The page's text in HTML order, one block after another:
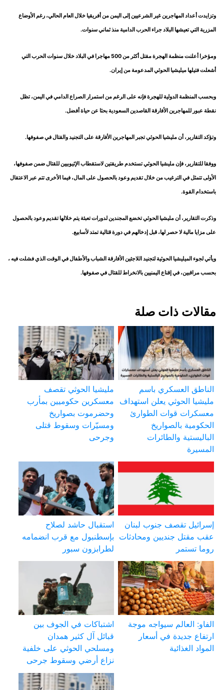
وتزايدت أعداد المهاجرين غير الشرعيين إلى اليمن من أفريقيا خلال العام الحالي، رغم الأوضاع
المزرية التي تعيشها البلاد جراء الحرب الدامية منذ ثماني سنوات.
ومؤخرا أعلنت منظمة الهجرة مقتل أكثر من 500 مهاجرا في البلاد خلال سنوات الحرب التي
أشعلت فتيلها ميليشيا الحوثي المدعومة من إيران.
وبحسب المنظمة الدولية للهجرة فإنه على الرغم من استمرار الصراع الدامي في اليمن، تظل
نقطة عبور للمهاجرين الأفارقة القاصدين السعودية بحثا عن حياة أفضل.
وتؤكد التقارير، أن مليشيا الحوثي تجبر المهاجرين الأفارقة على التجنيد والقتال في صفوفها.
ووفقا للتقارير، فإن مليشيا الحوثي تستخدم طريقتين لاستقطاب الإثيوبيين للقتال ضمن صفوفها،
الأولى تتمثل في الترغيب من خلال تقديم وعود بالحصول على المال، فيما الأخرى تتم عبر الاعتقال
باستخدام القوة.
وذكرت التقارير، أن مليشيا الحوثي تخضع المجندين لدورات تعبئة يتم خلالها تقديم وعود بالحصول
على مزايا مالية لا حصر لها، قبل إدخالهم في دورة قتالية تمتد لأسابيع.
ويأتي لجوء الميليشيا الحوثية لتجنيد اللاجئين الأفارقة الشباب والأطفال في الوقت الذي فشلت فيه ،
بحسب مراقبين، في إقناع اليمنيين بالانخراط للقتال في صفوفها.
مقالات ذات صلة
الناطق العسكري باسم
مليشيا الحوثي يعلن استهداف
معسكرات قوات الطوارئ
الحكومية بالصواريخ
الباليستية والطائرات
المسيرة
مليشيا الحوثي تقصف
معسكرين حكوميين بمأرب
وحضرموت بصواريخ
ومسيّرات وسقوط قتلى
وجرحى
إسرائيل تقصف جنوب لبنان
عقب مقتل جنديين ومحادثات
روما تستمر
استقبال حاشد لصلاح
بإسطنبول مع قرب انضمامه
لطرابزون سبور
الفاو: العالم سيواجه موجة
ارتفاع جديدة في أسعار
المواد الغذائية
اشتباكات في الجوف بين
قبائل آل كثير همدان
ومسلحي الحوثي على خلفية
نزاع أرضي وسقوط جرحى